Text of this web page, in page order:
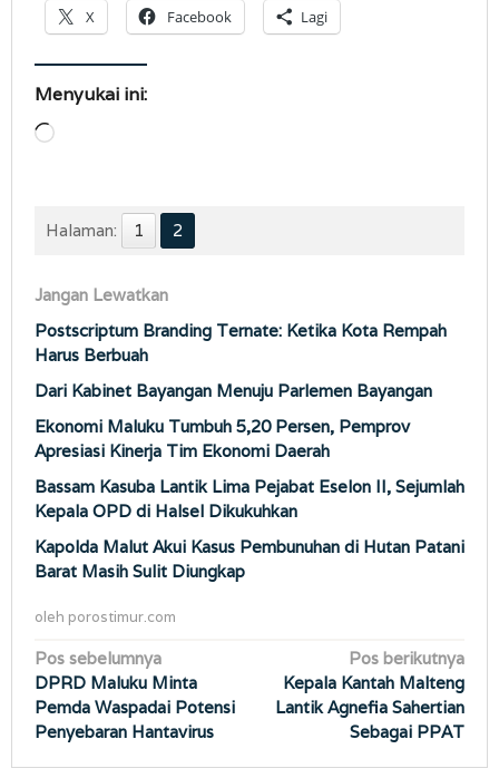
X Facebook Lagi
Menyukai ini:
Memuat...
Halaman: 1 2
Jangan Lewatkan
Postscriptum Branding Ternate: Ketika Kota Rempah
Harus Berbuah
Dari Kabinet Bayangan Menuju Parlemen Bayangan
Ekonomi Maluku Tumbuh 5,20 Persen, Pemprov
Apresiasi Kinerja Tim Ekonomi Daerah
Bassam Kasuba Lantik Lima Pejabat Eselon II, Sejumlah
Kepala OPD di Halsel Dikukuhkan
Kapolda Malut Akui Kasus Pembunuhan di Hutan Patani
Barat Masih Sulit Diungkap
oleh porostimur.com
Navigasi
pos
Pos sebelumnya
DPRD Maluku Minta
Pemda Waspadai Potensi
Penyebaran Hantavirus
Pos berikutnya
Kepala Kantah Malteng
Lantik Agnefia Sahertian
Sebagai PPAT